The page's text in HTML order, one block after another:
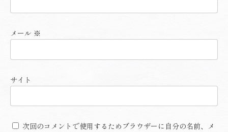
メール ※
サイト
次回のコメントで使用するためブラウザーに自分の名前、メ